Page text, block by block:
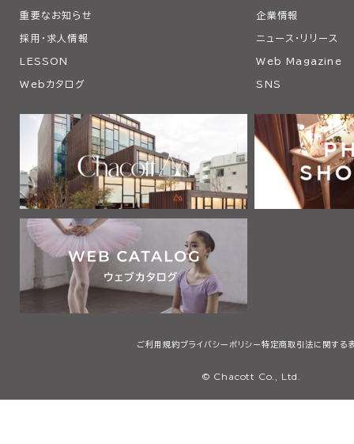
重要なお知らせ 企業情報
採用・求人情報 ニュース・リリース
LESSON Web Magazine
Webカタログ SNS
ご利用規約プライバシーポリシー 特定商取引法に関する
© Chacott Co., Ltd.